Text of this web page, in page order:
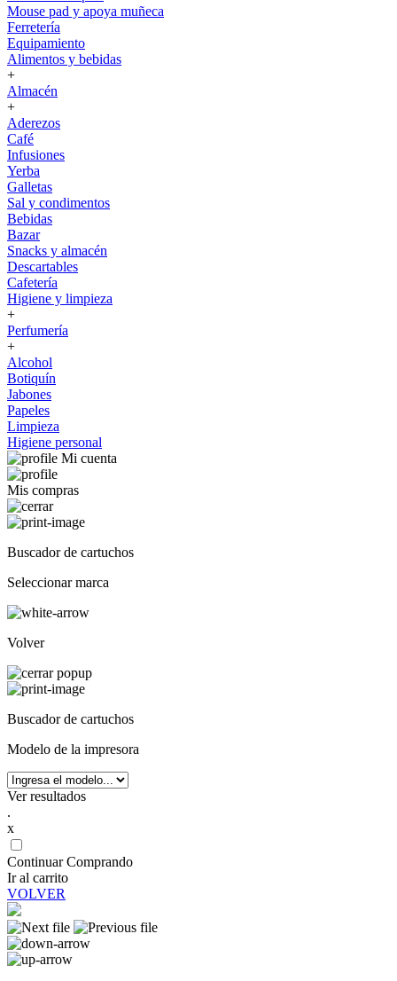
Mouse pad y apoya muñeca
Ferretería
Equipamiento
Alimentos y bebidas
+
Almacén
+
Aderezos
Café
Infusiones
Yerba
Galletas
Sal y condimentos
Bebidas
Bazar
Snacks y almacén
Descartables
Cafetería
Higiene y limpieza
+
Perfumería
+
Alcohol
Botiquín
Jabones
Papeles
Limpieza
Higiene personal
Mi cuenta
Mis compras
Buscador de cartuchos
Seleccionar marca
Volver
Buscador de cartuchos
Modelo de la impresora
Ver resultados
.
x
Continuar Comprando
Ir al carrito
VOLVER